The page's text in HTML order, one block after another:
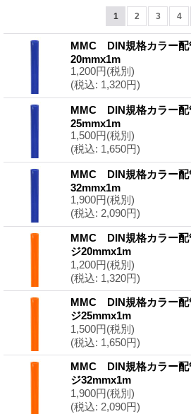
1 2 3 4
MMC DIN規格カラー
20mmx1m
1,200円(税別)
(税込: 1,320円)
MMC DIN規格カラー
25mmx1m
1,500円(税別)
(税込: 1,650円)
MMC DIN規格カラー
32mmx1m
1,900円(税別)
(税込: 2,090円)
MMC DIN規格カラー
ジ20mmx1m
1,200円(税別)
(税込: 1,320円)
MMC DIN規格カラー
ジ25mmx1m
1,500円(税別)
(税込: 1,650円)
MMC DIN規格カラー
ジ32mmx1m
1,900円(税別)
(税込: 2,090円)